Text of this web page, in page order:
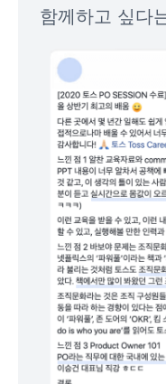
함께하고 싶다